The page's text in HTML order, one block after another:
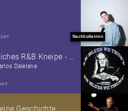
Nachholtermin
30 Jahre Speiches R&B Kneipe - Open Air Festival - In Blues We Trust
Dalelane
Geschichte